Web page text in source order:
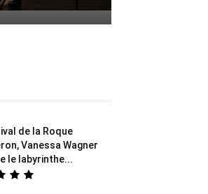
de la Roque
Vanessa Wagner
le labyrinthe...